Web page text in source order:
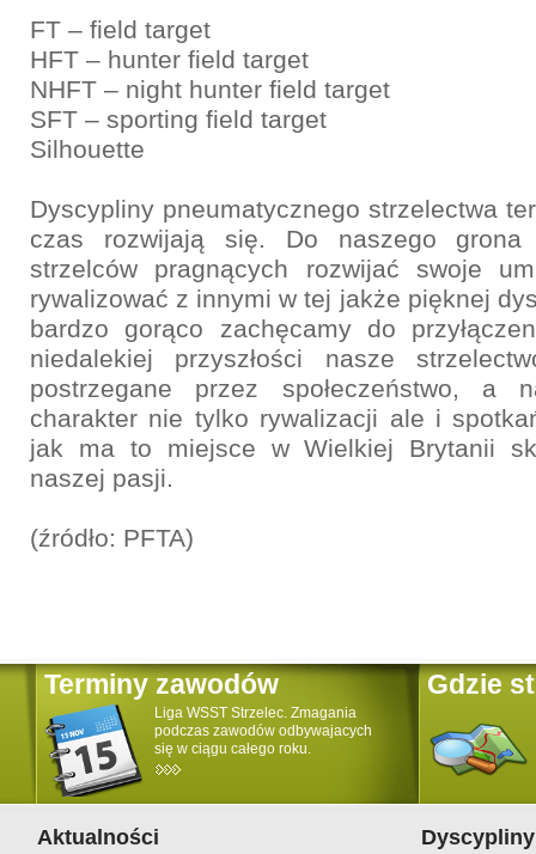
FT – field target
HFT – hunter field target
NHFT – night hunter field target
SFT – sporting field target
Silhouette
Dyscypliny pneumatycznego strzelectwa
czas rozwijają się. Do naszego grona
strzelców pragnących rozwijać swoje
rywalizować z innymi w tej jakże pięknej
bardzo gorąco zachęcamy do
niedalekiej przyszłości nasze
postrzegane przez społeczeństwo, a
charakter nie tylko rywalizacji ale i
jak ma to miejsce w Wielkiej Brytanii
naszej pasji.
(źródło: PFTA)
Terminy zawodów
Liga WSST Strzelec. Zmagania
podczas zawodów odbywajacych
się w ciągu całego roku.
Gdzie
Aktualności Dyscypliny